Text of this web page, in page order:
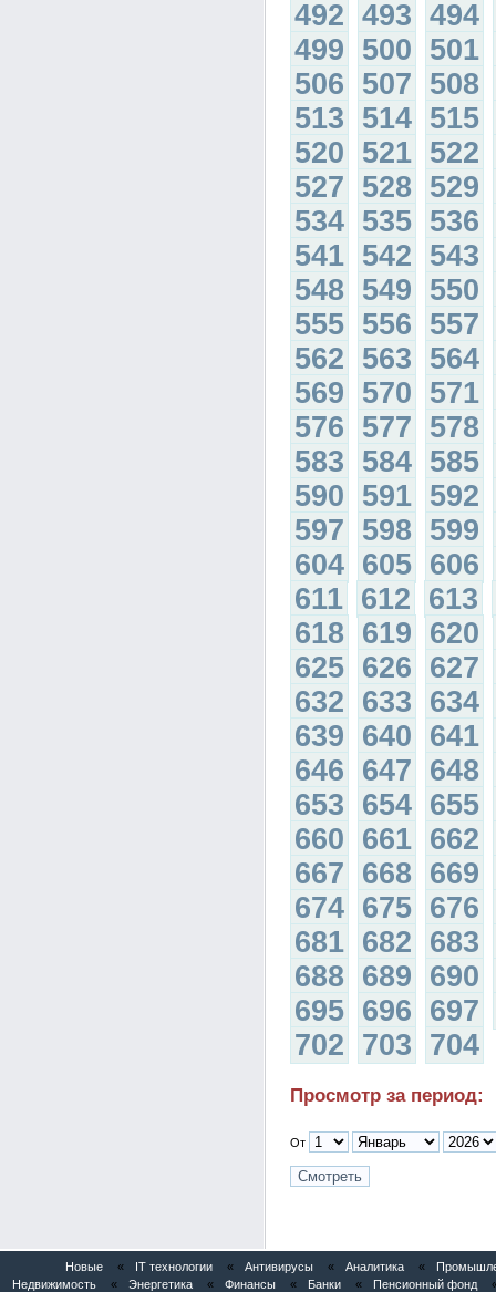
492 493 494
499 500 501
506 507 508
513 514 515
520 521 522
527 528 529
534 535 536
541 542 543
548 549 550
555 556 557
562 563 564
569 570 571
576 577 578
583 584 585
590 591 592
597 598 599
604 605 606
611 612 613
618 619 620
625 626 627
632 633 634
639 640 641
646 647 648
653 654 655
660 661 662
667 668 669
674 675 676
681 682 683
688 689 690
695 696 697
702 703 704
Просмотр за период:
От
Новые « IT технологии « Антивирусы « Аналитика «
Недвижимость
« Энергетика « Финансы « Банки « Пенсионный фонд